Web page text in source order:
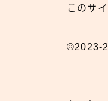
このサ
©2023-